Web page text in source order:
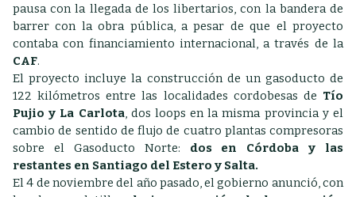
pausa con la llegada de los libertarios, con la bandera de
barrer con la obra pública, a pesar de que el proyecto
contaba con financiamiento internacional, a través de la
CAF.
El proyecto incluye la construcción de un gasoducto de
122 kilómetros entre las localidades cordobesas de Tío
Pujio y La Carlota, dos loops en la misma provincia y el
cambio de sentido de flujo de cuatro plantas compresoras
sobre el Gasoducto Norte: dos en Córdoba y las
restantes en Santiago del Estero y Salta.
El 4 de noviembre del año pasado, el gobierno anunció, con